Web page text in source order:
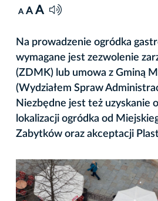
A A A
Na prowadzenie ogródka
wymagane jest zezwolenie
(ZDMK) lub umowa z Gminą
(Wydziałem Spraw
Niezbędne jest też uzyskanie
lokalizacji ogródka od
Zabytków oraz akceptacji